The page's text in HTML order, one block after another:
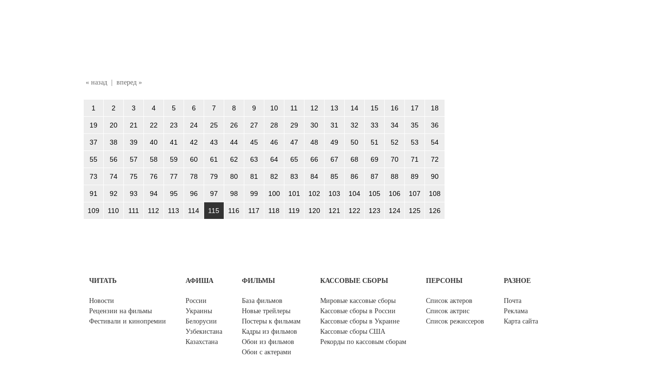
« назад вперед »
1 2 3 4 5 6 7 8 9 10 11 12 13 14 15 16 17 18
19 20 21 22 23 24 25 26 27 28 29 30 31 32 33 34 35 36
37 38 39 40 41 42 43 44 45 46 47 48 49 50 51 52 53 54
55 56 57 58 59 60 61 62 63 64 65 66 67 68 69 70 71 72
73 74 75 76 77 78 79 80 81 82 83 84 85 86 87 88 89 90
91 92 93 94 95 96 97 98 99 100 101 102 103 104 105 106 107 108
109 110 111 112 113 114 115 116 117 118 119 120 121 122 123 124 125 126
ЧИТАТЬ
Новости
Рецензии на фильмы
Фестивали и кинопремии
АФИША
России
Украины
Белорусии
Узбекистана
Казахстана
ФИЛЬМЫ
База фильмов
Новые трейлеры
Постеры к фильмам
Кадры из фильмов
Обои из фильмов
Обои с актерами
КАССОВЫЕ СБОРЫ
Мировые кассовые сборы
Кассовые сборы в России
Кассовые сборы в Украине
Кассовые сборы США
Рекорды по кассовым сборам
ПЕРСОНЫ
Список актеров
Список актрис
Список режиссеров
РАЗНОЕ
Почта
Реклама
Карта сайта